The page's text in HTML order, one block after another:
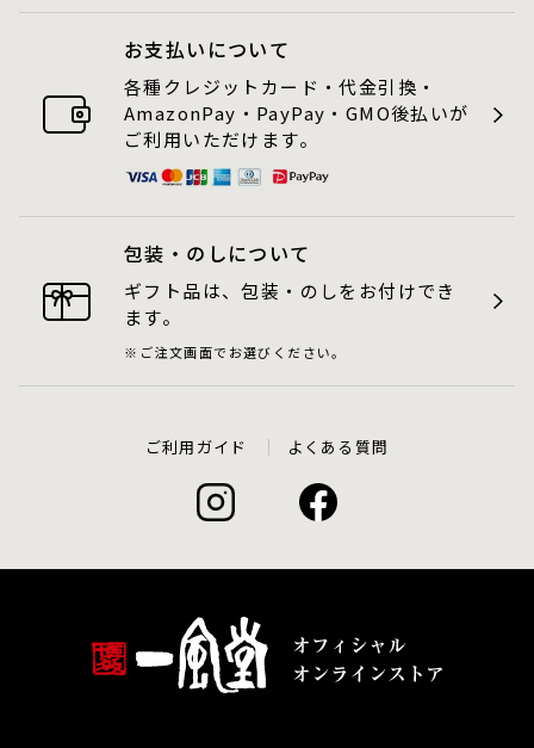
お支払いについて
各種クレジットカード・代金引換・
AmazonPay・PayPay・GMO後払いが
ご利用いただけます。
包装・のしについて
ギフト品は、包装・のしをお付けでき
ます。
ご注文画面でお選びください。
ご利用ガイド よくある質問